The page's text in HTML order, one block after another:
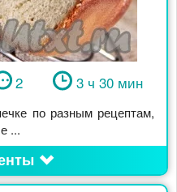
2 3 ч 30 мин
по разным рецептам,
...